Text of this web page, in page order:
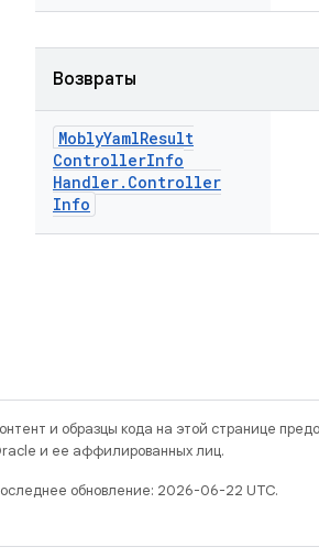
Возвраты
MoblyYamlResult
ControllerInfo
Handler. Controller
Info
и образцы кода на этой странице
и ее аффилированных лиц.
обновление: 2026-06-22 UTC.